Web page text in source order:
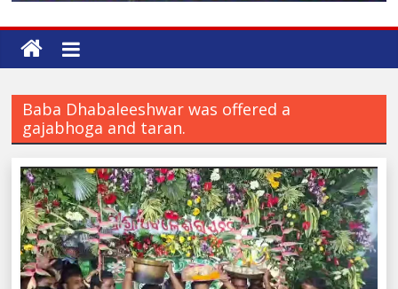
Baba Dhabaleeshwar was offered a
gajabhoga and taran.